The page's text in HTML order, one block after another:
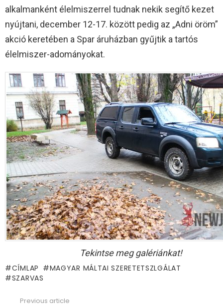
alkalmanként élelmiszerrel tudnak nekik segítő kezet
nyújtani, december 12-17. között pedig az „Adni öröm”
akció keretében a Spar áruházban gyűjtik a tartós
élelmiszer-adományokat.
Tekintse meg galériánkat!
CÍMLAP
MAGYAR MÁLTAI SZERETETSZLGÁLAT
SZARVAS
Previous article